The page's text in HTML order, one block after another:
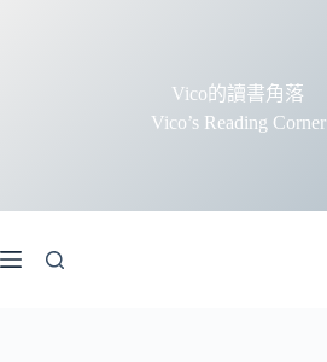
Vico的讀書角落
Vico’s Reading Corner